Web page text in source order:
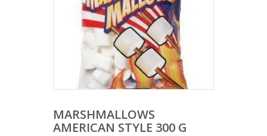
MARSHMALLOWS
AMERICAN STYLE 300 G